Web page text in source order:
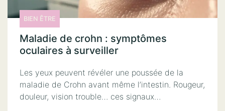
BIEN ÊTRE
Maladie de crohn : symptômes
oculaires à surveiller
Les yeux peuvent révéler une poussée de la
maladie de Crohn avant même l’intestin. Rougeur,
douleur, vision trouble… ces signaux…